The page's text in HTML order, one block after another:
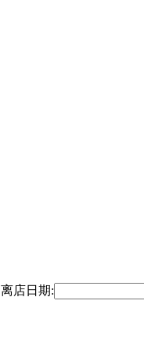
离店日期: